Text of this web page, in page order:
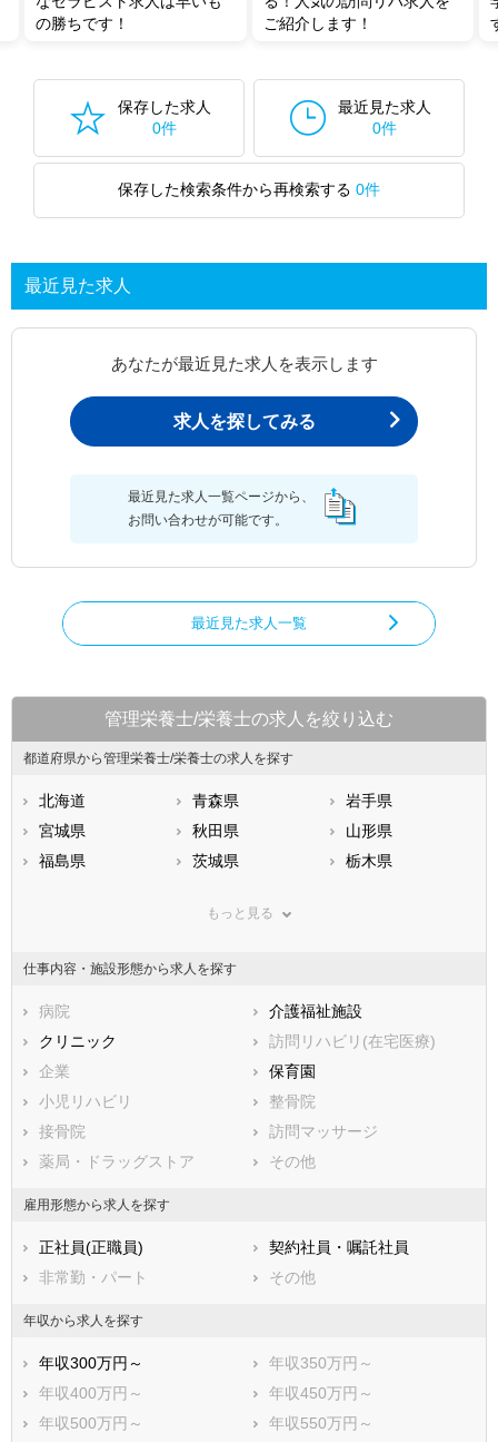
の勝ちです！
ご紹介します！
保存した求人
0件
最近見た求人
0件
保存した検索条件から再検索する 0件
最近見た求人
あなたが最近見た求人を表示します
求人を探してみる
最近見た求人一覧ページから、
お問い合わせが可能です。
最近見た求人一覧
管理栄養士/栄養士の求人を絞り込む
都道府県から管理栄養士/栄養士の求人を探す
北海道 青森県
岩手県
宮城県
秋田県
山形県
福島県
茨城県
栃木県
神奈川県
石川県
福井県
静岡県
三重県
滋賀県
大阪府
兵庫県
鳥取県
広島県
徳島県
香川県
愛媛県
鹿児島県
もっと見る
仕事内容・施設形態から求人を探す
病院
介護福祉施設
クリニック
訪問リハビリ(在宅医療)
企業
保育園
小児リハビリ
整骨院
接骨院
訪問マッサージ
薬局・ドラッグストア
その他
雇用形態から求人を探す
正社員(正職員)
契約社員・嘱託社員
非常勤・パート
その他
年収から求人を探す
年収300万円～
年収350万円～
年収400万円～
年収450万円～
年収500万円～
年収550万円～